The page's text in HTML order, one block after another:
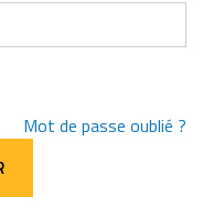
Mot de passe oublié ?